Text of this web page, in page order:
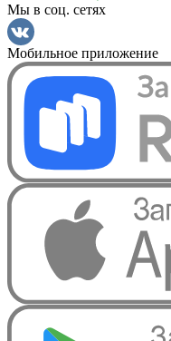
Мы в соц. сетях
Мобильное приложение